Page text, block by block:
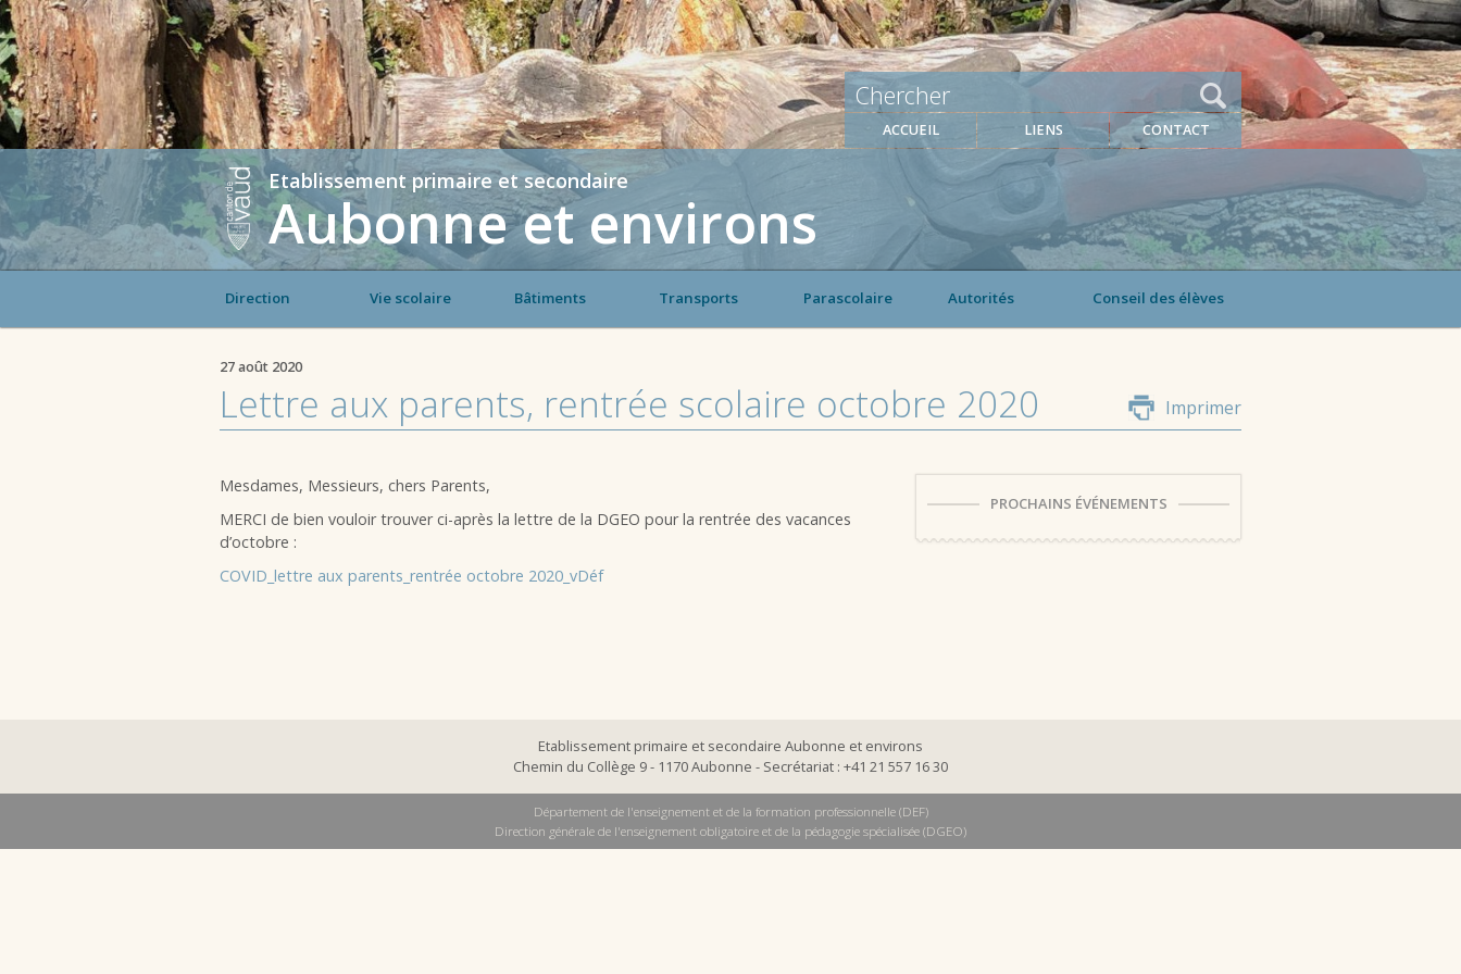
ACCUEIL LIENS CONTACT
Etablissement primaire et secondaire
Aubonne et environs
Direction Vie scolaire Bâtiments Transports Parascolaire Autorités Conseil des élèves
27 août 2020
Lettre aux parents, rentrée scolaire octobre 2020 Imprimer
Mesdames, Messieurs, chers Parents,
MERCI de bien vouloir trouver ci-après la lettre de la DGEO pour la rentrée des vacances
d’octobre :
COVID_lettre aux parents_rentrée octobre 2020_vDéf
PROCHAINS ÉVÉNEMENTS
Etablissement primaire et secondaire Aubonne et environs
Chemin du Collège 9 - 1170 Aubonne - Secrétariat : +41 21 557 16 30
Département de l'enseignement et de la formation professionnelle (DEF)
Direction générale de l'enseignement obligatoire et de la pédagogie spécialisée (DGEO)